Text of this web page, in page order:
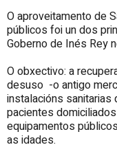
O aproveitamento de
públicos foi un dos
Goberno de Inés Rey
O obxectivo: a
desuso -o antigo
instalacións sanitarias
pacientes
equipamentos
as idades.